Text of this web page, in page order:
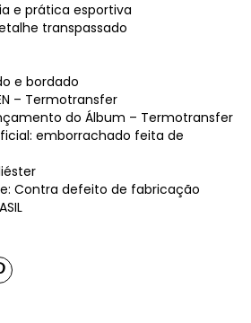
e prática esportiva
transpassado
e bordado
– Termotransfer
do Álbum – Termotransfer
emborrachado feita de
Contra defeito de fabricação